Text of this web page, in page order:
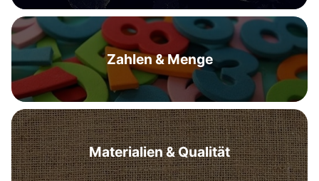
Zahlen & Menge
Materialien & Qualität